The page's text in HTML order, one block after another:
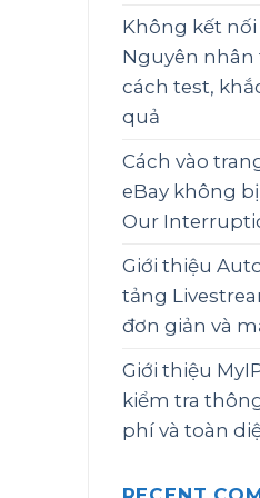
Không kết nối
Nguyên nhân
cách test,
quả
Cách vào
eBay không
Our
Giới thiệu
tảng
đơn giản và
Giới thiệu
kiểm tra
phí và toàn